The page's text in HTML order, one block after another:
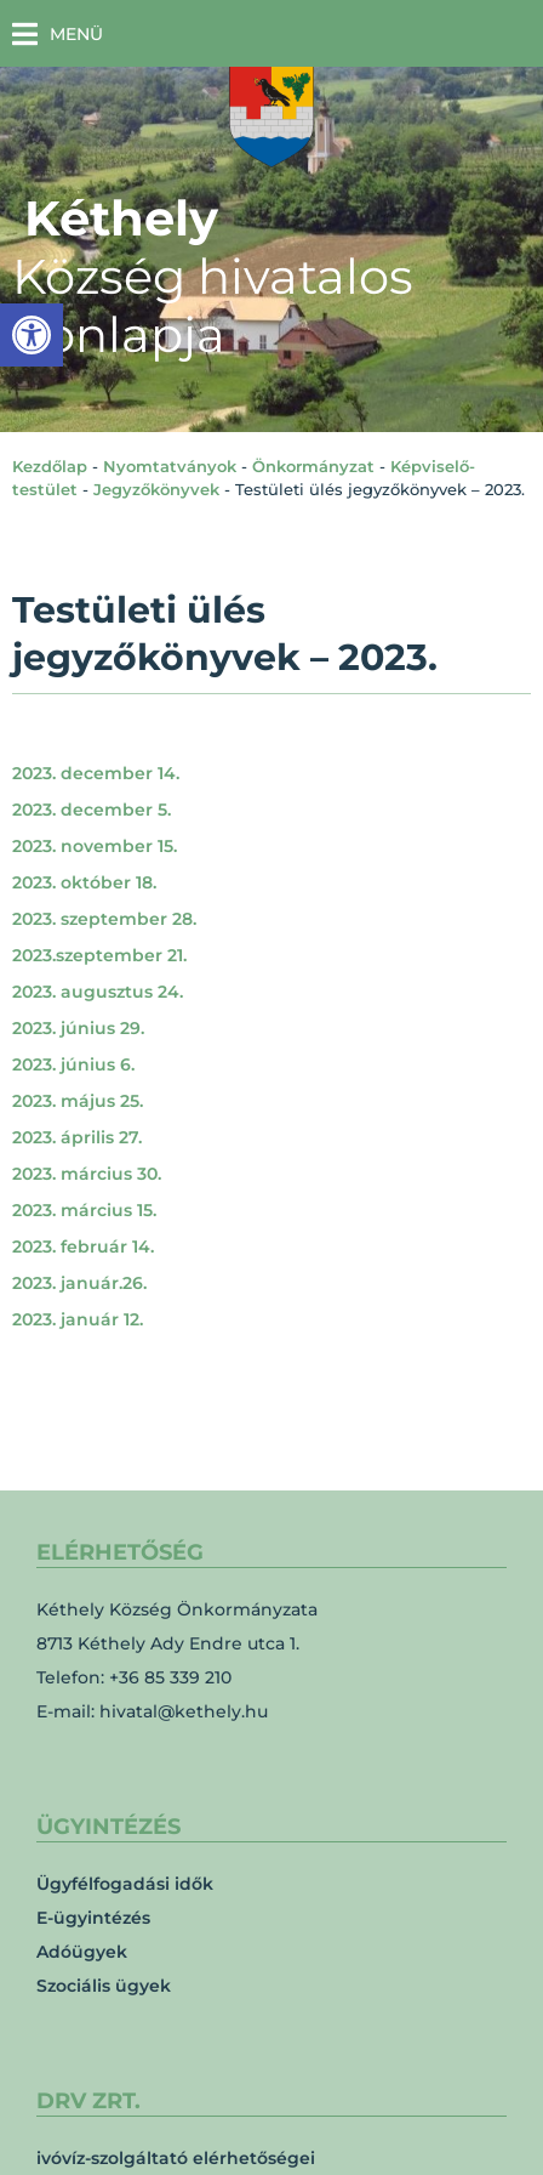
Eszköztár megnyitása
MENÜ
Kéthely
Község hivatalos
honlapja
Kezdőlap - Nyomtatványok - Önkormányzat - Képviselő-
testület - Jegyzőkönyvek - Testületi ülés jegyzőkönyvek – 2023.
Testületi ülés
jegyzőkönyvek – 2023.
2023. december 14.
2023. december 5.
2023. november 15.
2023. október 18.
2023. szeptember 28.
2023.szeptember 21.
2023. augusztus 24.
2023. június 29.
2023. június 6.
2023. május 25.
2023. április 27.
2023. március 30.
2023. március 15.
2023. február 14.
2023. január.26.
2023. január 12.
ELÉRHETŐSÉG
Kéthely Község Önkormányzata
8713 Kéthely Ady Endre utca 1.
Telefon: +36 85 339 210
E-mail: hivatal@kethely.hu
ÜGYINTÉZÉS
Ügyfélfogadási idők
E-ügyintézés
Adóügyek
Szociális ügyek
DRV ZRT.
ivóvíz-szolgáltató elérhetőségei